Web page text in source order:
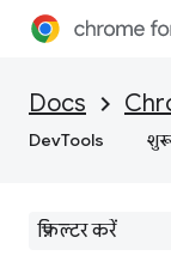
Docs
DevTools शुरू
JavaScript के
सोर्स मैप के साथ
सोर्स फ़ाइलों में